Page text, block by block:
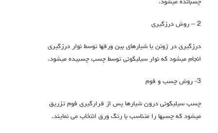
چسبانده میشود.
2 – روش درزگیری
درزگیری در ژوئن یا شیارهای بین ورق‎ها توسط نوار درزگیری
انجام می‎شود که نوار سیلیکونی توسط چسب چسبیده می‎شود.
3- روش چسب و فوم
چسب سیلیکونی درون شیارها پس از قرارگیری فوم تزریق
می‎شود که چسب‎ها را متناسب با رنگ ورق انتخاب می نمایند.